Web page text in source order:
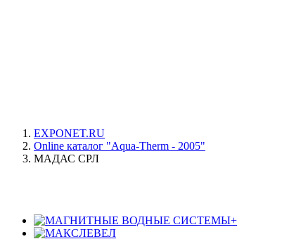
EXPONET.RU
Online каталог "Aqua-Therm - 2005"
МАДАС СРЛ